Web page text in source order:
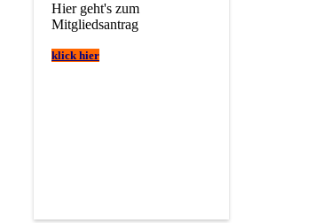
Hier geht's zum
Mitgliedsantrag
klick hier